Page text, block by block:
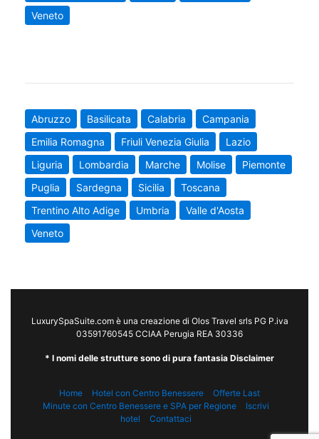
Veneto
Abruzzo Basilicata Calabria
Campania
Emilia Romagna
Friuli Venezia Giulia
Lazio
Liguria
Lombardia Marche Molise
Piemonte
Puglia
Sardegna Sicilia
Toscana
Trentino Alto Adige
Umbria
Valle d'Aosta
Veneto
LuxurySpaSuite.com è una creazione di Olos Travel srls PG P.iva
03591760545 CCIAA Perugia REA 30336
* I nomi delle strutture sono di pura fantasia Disclaimer
Home Hotel con Centro Benessere
Offerte Last
Minute con Centro Benessere e SPA per Regione
Iscrivi
hotel
Contattaci